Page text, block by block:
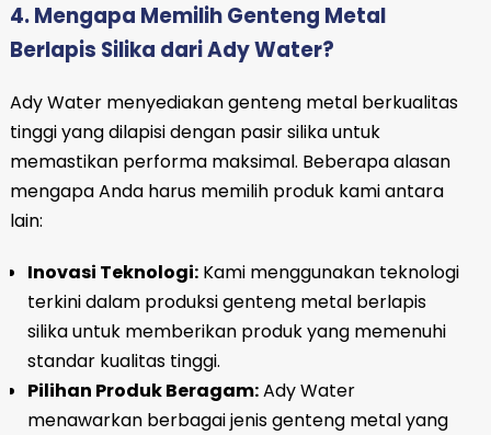
4. Mengapa Memilih Genteng Metal
Berlapis Silika dari Ady Water?
Ady Water menyediakan genteng metal berkualitas
tinggi yang dilapisi dengan pasir silika untuk
memastikan performa maksimal. Beberapa alasan
mengapa Anda harus memilih produk kami antara
lain:
Inovasi Teknologi:Kami menggunakan teknologi
terkini dalam produksi genteng metal berlapis
silika untuk memberikan produk yang memenuhi
standar kualitas tinggi.
Pilihan Produk Beragam:Ady Water
menawarkan berbagai jenis genteng metal yang